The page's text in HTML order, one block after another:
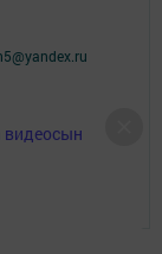
сервисов и
браузера.